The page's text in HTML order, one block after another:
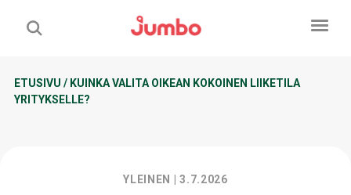
ETUSIVU / KUINKA VALITA OIKEAN KOKOINEN LIIKETILA
YRITYKSELLE?
YLEINEN | 3.7.2026